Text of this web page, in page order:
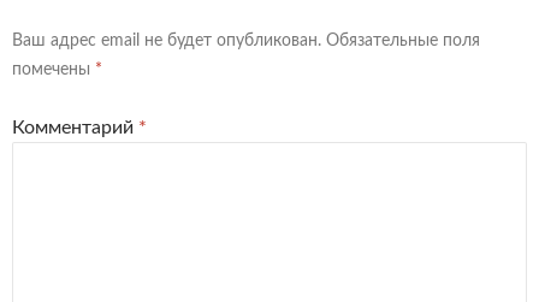
Ваш адрес email не будет опубликован. Обязательные поля
помечены *
Комментарий *